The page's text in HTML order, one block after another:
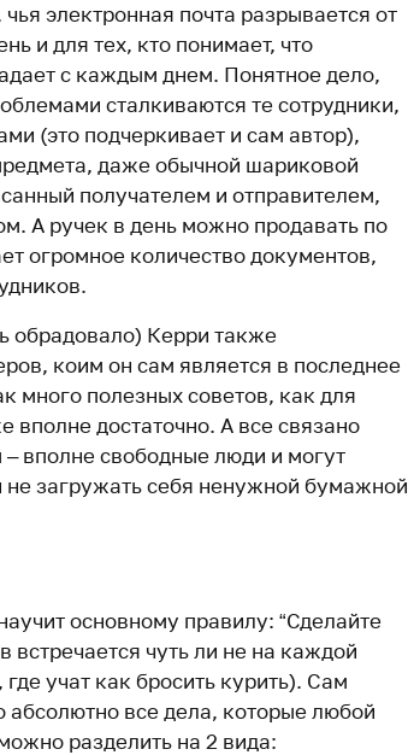
электронная почта разрывается от
и для тех, кто понимает, что
с каждым днем. Понятное дело,
сталкиваются те сотрудники,
(это подчеркивает и сам автор),
даже обычной шариковой
получателем и отправителем,
А ручек в день можно продавать по
огромное количество документов,
обрадовало) Керри также
коим он сам является в последнее
много полезных советов, как для
вполне достаточно. А все связано
вполне свободные люди и могут
не загружать себя ненужной бумажной
основному правилу: “Сделайте
встречается чуть ли не на каждой
учат как бросить курить). Сам
абсолютно все дела, которые любой
разделить на 2 вида: